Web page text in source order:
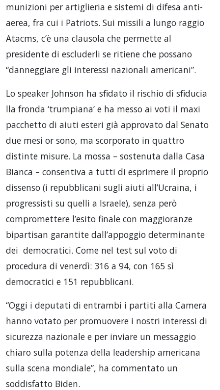
munizioni per artiglieria e sistemi di difesa anti-
aerea, fra cui i Patriots. Sui missili a lungo raggio
Atacms, c’è una clausola che permette al
presidente di escluderli se ritiene che possano
“danneggiare gli interessi nazionali americani”.
Lo speaker Johnson ha sfidato il rischio di sfiducia
lla fronda ‘trumpiana’ e ha messo ai voti il maxi
pacchetto di aiuti esteri già approvato dal Senato
due mesi or sono, ma scorporato in quattro
distinte misure. La mossa – sostenuta dalla Casa
Bianca – consentiva a tutti di esprimere il proprio
dissenso (i repubblicani sugli aiuti all’Ucraina, i
progressisti su quelli a Israele), senza però
compromettere l’esito finale con maggioranze
bipartisan garantite dall’appoggio determinante
dei democratici. Come nel test sul voto di
procedura di venerdì: 316 a 94, con 165 sì
democratici e 151 repubblicani.
“Oggi i deputati di entrambi i partiti alla Camera
hanno votato per promuovere i nostri interessi di
sicurezza nazionale e per inviare un messaggio
chiaro sulla potenza della leadership americana
sulla scena mondiale”, ha commentato un
soddisfatto Biden.